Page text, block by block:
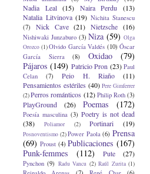
Nadia Leal (15) Naira Perdu
(13)
Natalia Litvinova (19) Nichita Stanescu
(7)
Nick Cave (21) Nietzsche (16)
Nishiwaki Junzaburo (3) Niza (59) Olga
Orozco (1)Olvido García Valdés (10) Óscar
García Sierra
(8) Oxidao
(79)
Pájaros (149) Patricio Pron (23) Paul
Celan
(7) Peio H. Riaño
(11)
Pensamientos estériles (40) Pere Gimferrer
(2)Perros románticos (12) Philip Roth (3)
PlayGround (26) Poemas (172)
Poesía masculina (3) Poetry is not dead
(38)
Poliamor (2) Portinari (19)
Posnoventismo (2) Power Paola (6) Prensa
(69) Proust (4) Publicaciones (167)
Punk-femmes
(112) Pute (27)
Pynchon (9) Radu Vancu (2) Raúl Zurita (1)